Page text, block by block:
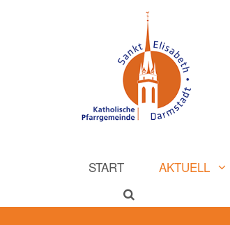
START AKTUELL